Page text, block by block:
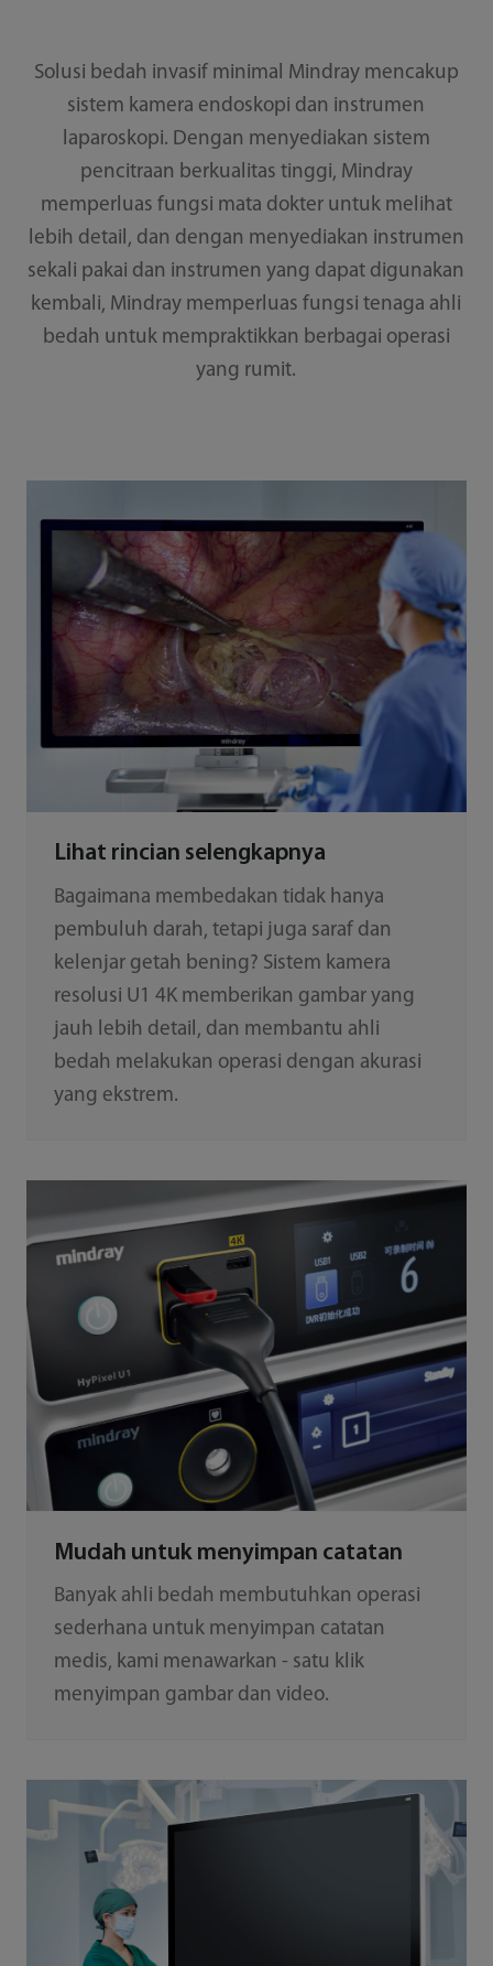
Solusi bedah invasif minimal Mindray mencakup
sistem kamera endoskopi dan instrumen
laparoskopi. Dengan menyediakan sistem
pencitraan berkualitas tinggi, Mindray
memperluas fungsi mata dokter untuk melihat
lebih detail, dan dengan menyediakan instrumen
sekali pakai dan instrumen yang dapat digunakan
kembali, Mindray memperluas fungsi tenaga ahli
bedah untuk mempraktikkan berbagai operasi
yang rumit.
Lihat rincian selengkapnya
Bagaimana membedakan tidak hanya
pembuluh darah, tetapi juga saraf dan
kelenjar getah bening? Sistem kamera
resolusi U1 4K memberikan gambar yang
jauh lebih detail, dan membantu ahli
bedah melakukan operasi dengan akurasi
yang ekstrem.
Mudah untuk menyimpan catatan
Banyak ahli bedah membutuhkan operasi
sederhana untuk menyimpan catatan
medis, kami menawarkan - satu klik
menyimpan gambar dan video.